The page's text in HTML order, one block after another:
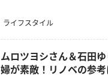
ライフスタイル
ムロツヨシさん＆石田
婦が素敵！リノベの参